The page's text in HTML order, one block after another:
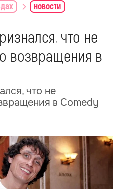
новости
что не
возвращения в
что не
в Comedy